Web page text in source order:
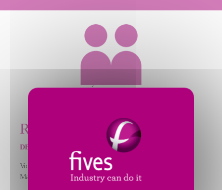
ÉVALUER
ROAD PARTNER
DE L'INTUITION À LA DÉCISION
Vous savez que votre maintenance peut mieux faire.
Mais par où commencer ? Quels leviers activer en priorité ?